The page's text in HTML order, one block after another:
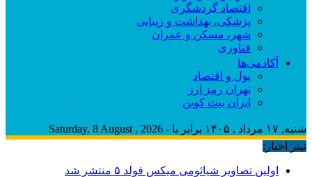
اقتصاد گردشگری
پزشکی، بهداشت و زیبایی
شهر، مسکن و عمران
فناوری
آکادمی‌ها
پول و اقتصاد
تهران رمز ارز
ایران بیت کوین
شنبه, ۱۷ مرداد , ۱۴۰۵ برابر با - Saturday, 8 August , 2026
تیتر اخبار:
اولین تصاویر شیائومی میکس فولد ۵ منتشر شد